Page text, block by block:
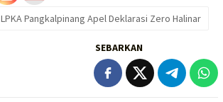
LPKA Pangkalpinang Apel Deklarasi Zero Halinar
SEBARKAN